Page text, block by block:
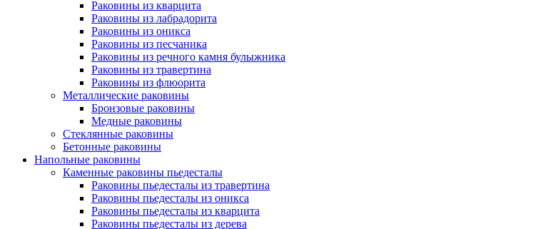
Раковины из кварцита
Раковины из лабрадорита
Раковины из оникса
Раковины из песчаника
Раковины из речного камня булыжника
Раковины из травертина
Раковины из флюорита
Металлические раковины
Бронзовые раковины
Медные раковины
Стеклянные раковины
Бетонные раковины
Напольные раковины
Каменные раковины пьедесталы
Раковины пьедесталы из травертина
Раковины пьедесталы из оникса
Раковины пьедесталы из кварцита
Раковины пьедесталы из дерева